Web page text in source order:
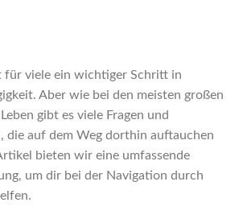
für viele ein wichtiger Schritt in
Aber wie bei den meisten großen
gibt es viele Fragen und
die auf dem Weg dorthin auftauchen
bieten wir eine umfassende
um dir bei der Navigation durch